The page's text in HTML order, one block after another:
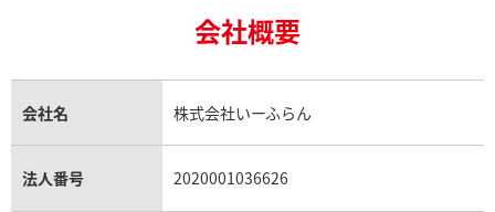
金貨買取
貴金属買取
銀・シルバー買取
パラジウム買取
トパーズ買取
タンザナイト買取
キャッツアイ買取
ロレックス エクスプローラー買取
ロレックス デイトジャスト買取
パテック フィリップノーチラス買取
ヴァシュロン・コンスタンタン買取
シャネル マトラッセ買取
セリーヌ買取
ヴァンクリーフ＆アーペル買取
ショーメ買取
ダミアーニ買取
会社概要
会社名 株式会社いーふらん
法人番号 2020001036626